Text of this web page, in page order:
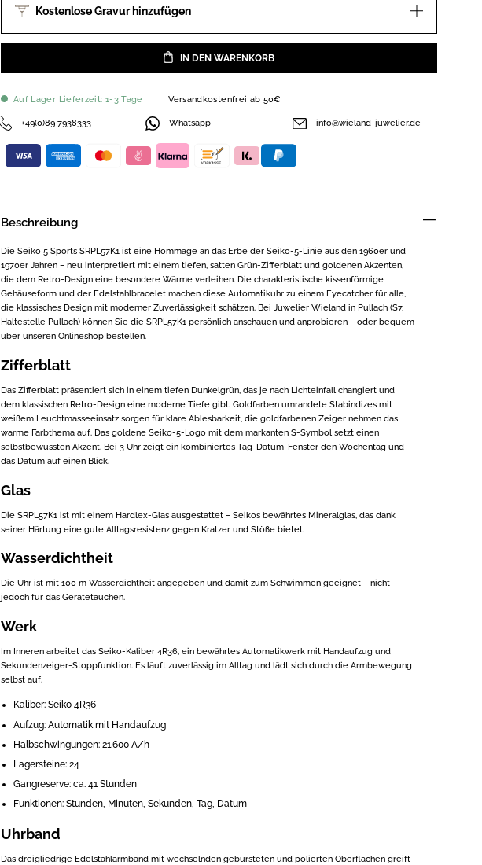
Kostenlose Gravur hinzufügen
IN DEN WARENKORB
Auf Lager Lieferzeit: 1-3 Tage Versandkostenfrei ab 50€
+49(0)89 7938333 Whatsapp info@wieland-juwelier.de
Beschreibung
Die Seiko 5 Sports SRPL57K1 ist eine Hommage an das Erbe der Seiko-5-Linie aus den 1960er und
1970er Jahren – neu interpretiert mit einem tiefen, satten Grün-Zifferblatt und goldenen Akzenten,
die dem Retro-Design eine besondere Wärme verleihen. Die charakteristische kissenförmige
Gehäuseform und der Edelstahlbracelet machen diese Automatikuhr zu einem Eyecatcher für alle,
die klassisches Design mit moderner Zuverlässigkeit schätzen. Bei Juwelier Wieland in Pullach (S7,
Haltestelle Pullach) können Sie die SRPL57K1 persönlich anschauen und anprobieren – oder bequem
über unseren Onlineshop bestellen.
Zifferblatt
Das Zifferblatt präsentiert sich in einem tiefen Dunkelgrün, das je nach Lichteinfall changiert und
dem klassischen Retro-Design eine moderne Tiefe gibt. Goldfarben umrandete Stabindizes mit
weißem Leuchtmasseeinsatz sorgen für klare Ablesbarkeit, die goldfarbenen Zeiger nehmen das
warme Farbthema auf. Das goldene Seiko-5-Logo mit dem markanten S-Symbol setzt einen
selbstbewussten Akzent. Bei 3 Uhr zeigt ein kombiniertes Tag-Datum-Fenster den Wochentag und
das Datum auf einen Blick.
Glas
Die SRPL57K1 ist mit einem Hardlex-Glas ausgestattet – Seikos bewährtes Mineralglas, das dank
seiner Härtung eine gute Alltagsresistenz gegen Kratzer und Stöße bietet.
Wasserdichtheit
Die Uhr ist mit 100 m Wasserdichtheit angegeben und damit zum Schwimmen geeignet – nicht
jedoch für das Gerätetauchen.
Werk
Im Inneren arbeitet das Seiko-Kaliber 4R36, ein bewährtes Automatikwerk mit Handaufzug und
Sekundenzeiger-Stoppfunktion. Es läuft zuverlässig im Alltag und lädt sich durch die Armbewegung
selbst auf.
Kaliber: Seiko 4R36
Aufzug: Automatik mit Handaufzug
Halbschwingungen: 21.600 A/h
Lagersteine: 24
Gangreserve: ca. 41 Stunden
Funktionen: Stunden, Minuten, Sekunden, Tag, Datum
Uhrband
Das dreigliedrige Edelstahlarmband mit wechselnden gebürsteten und polierten Oberflächen greift